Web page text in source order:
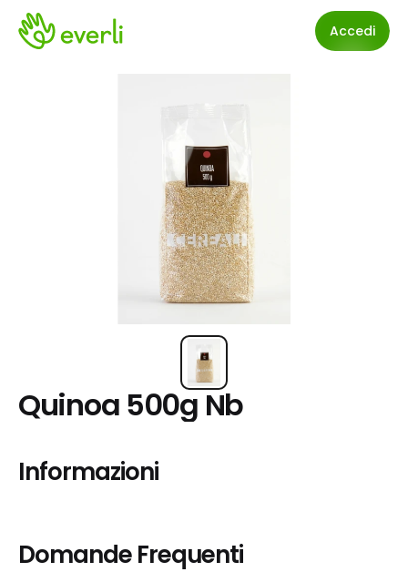
Accedi
Quinoa 500g Nb
Informazioni
Domande Frequenti